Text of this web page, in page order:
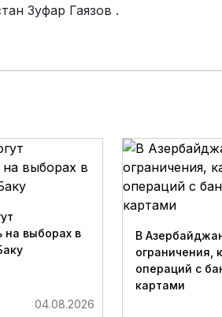
Зуфар Гаязов .
на выборах в
04.08.2026
В
ограничения,
операций с
картами